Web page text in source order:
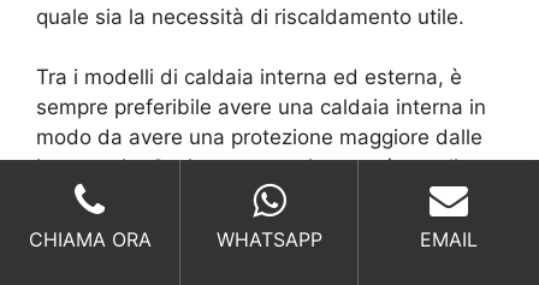
quale sia la necessità di riscaldamento utile.
Tra i modelli di caldaia interna ed esterna, è
sempre preferibile avere una caldaia interna in
modo da avere una protezione maggiore dalle
intemperie. Ovviamente ogni uno può scegliere
e preferire una determinata tipologia e classe
energetica.
CHIAMA ORA WHATSAPP EMAIL